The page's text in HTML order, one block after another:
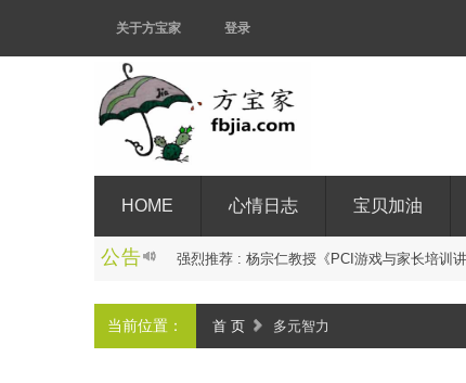
关于方宝家 登录
HOME 心情日志 宝贝加油
公告 强烈推荐 : 杨宗仁教授 《 PC 游戏与家长培训 讲
当前位置： 首 页 多元智力